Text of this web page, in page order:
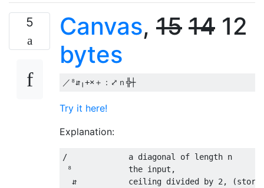
5 Canvas, 15 14 12
bytes
Try it here!
Explanation:
/             a diagonal of length n
⁸            the input,
⇵           ceiling divided by 2,